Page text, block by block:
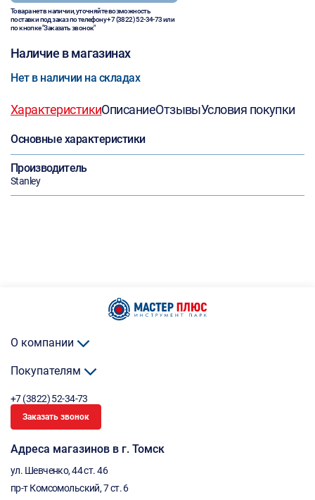
Товара нет в наличии, уточняйте возможность
поставки под заказ по телефону+7 (3822) 52-34-73или
по кнопке "Заказать звонок"
Наличие в магазинах
Нет в наличии на складах
ХарактеристикиОписаниеОтзывыУсловия покупки
Основные характеристики
Производитель
Stanley
О компании
Покупателям
+7 (3822) 52-34-73
Заказать звонок
Адреса магазинов в г. Томск
ул. Шевченко, 44 ст. 46
пр-т Комсомольский, 7 ст. 6